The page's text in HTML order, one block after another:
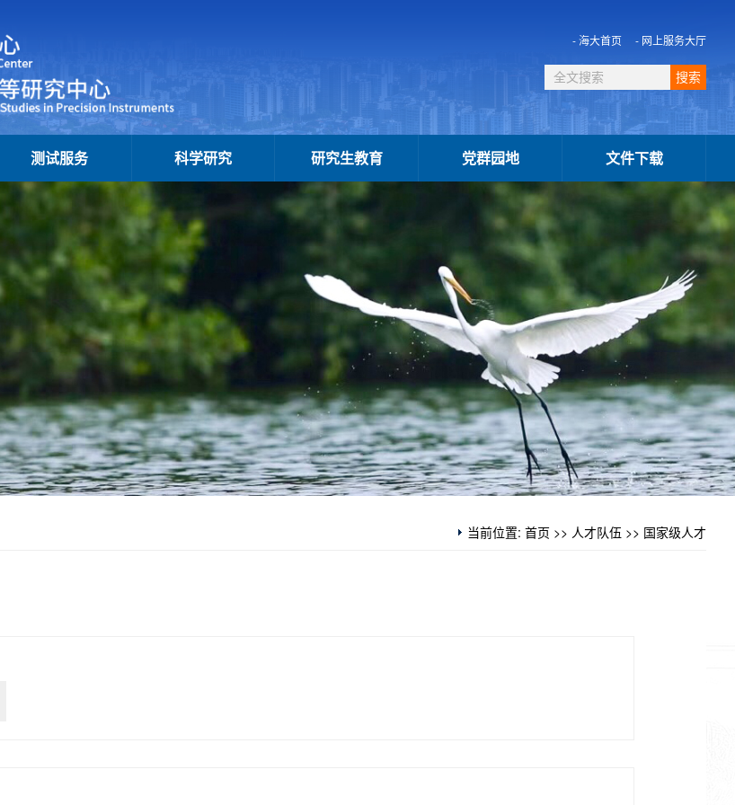
- 海大首页 - 网上服务大厅
测试服务 科学研究 研究生教育 党群园地 文件下载
当前位置: 首页 >> 人才队伍 >> 国家级人才